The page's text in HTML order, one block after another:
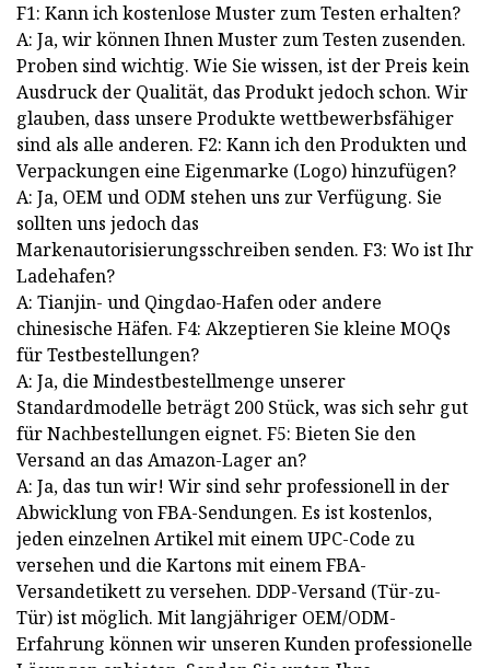
F1: Kann ich kostenlose Muster zum Testen erhalten?
A: Ja, wir können Ihnen Muster zum Testen zusenden.
Proben sind wichtig. Wie Sie wissen, ist der Preis kein
Ausdruck der Qualität, das Produkt jedoch schon. Wir
glauben, dass unsere Produkte wettbewerbsfähiger
sind als alle anderen. F2: Kann ich den Produkten und
Verpackungen eine Eigenmarke (Logo) hinzufügen?
A: Ja, OEM und ODM stehen uns zur Verfügung. Sie
sollten uns jedoch das
Markenautorisierungsschreiben senden. F3: Wo ist Ihr
Ladehafen?
A: Tianjin- und Qingdao-Hafen oder andere
chinesische Häfen. F4: Akzeptieren Sie kleine MOQs
für Testbestellungen?
A: Ja, die Mindestbestellmenge unserer
Standardmodelle beträgt 200 Stück, was sich sehr gut
für Nachbestellungen eignet. F5: Bieten Sie den
Versand an das Amazon-Lager an?
A: Ja, das tun wir! Wir sind sehr professionell in der
Abwicklung von FBA-Sendungen. Es ist kostenlos,
jeden einzelnen Artikel mit einem UPC-Code zu
versehen und die Kartons mit einem FBA-
Versandetikett zu versehen. DDP-Versand (Tür-zu-
Tür) ist möglich. Mit langjähriger OEM/ODM-
Erfahrung können wir unseren Kunden professionelle